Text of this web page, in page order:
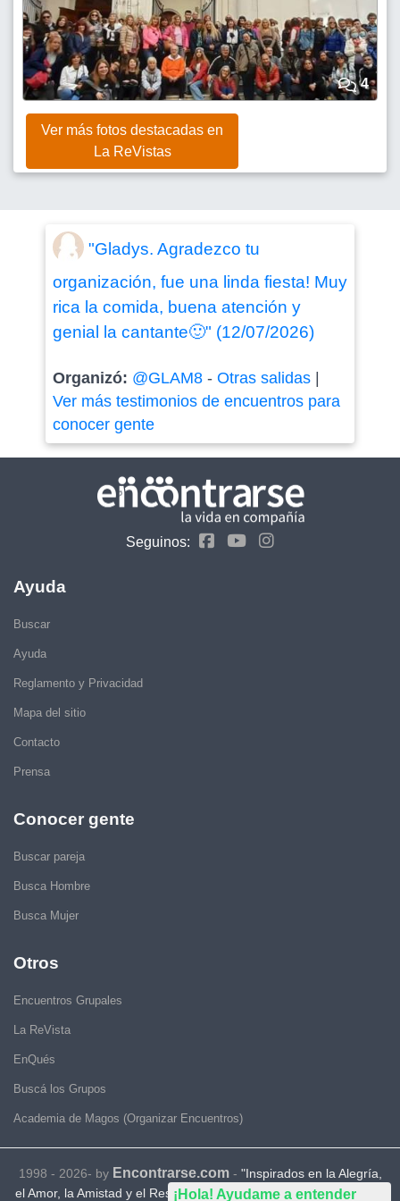
¡Hola! Ayudame a entender
4
Ver más fotos destacadas en
La ReVistas
"Gladys. Agradezco tu
organización, fue una linda fiesta! Muy
rica la comida, buena atención y
genial la cantante🙂" (12/07/2026)
Organizó: @GLAM8- Otras salidas|
Ver más testimonios de encuentros para
conocer gente
Seguinos:
Ayuda
Buscar
Ayuda
Reglamento y Privacidad
Mapa del sitio
Contacto
Prensa
Conocer gente
Buscar pareja
Busca Hombre
Busca Mujer
Otros
Encuentros Grupales
La ReVista
EnQués
Buscá los Grupos
Academia de Magos (Organizar Encuentros)
1998 - 2026- by Encontrarse.com- "Inspirados en la Alegría,
el Amor, la Amistad y el Respeto, motivamos a la gente a que sea